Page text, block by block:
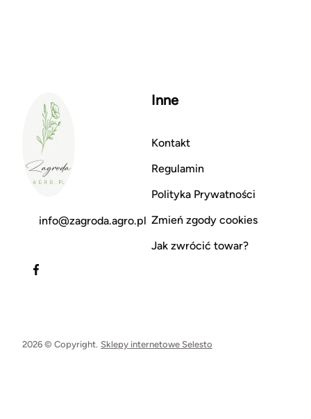
info@zagroda.agro.pl
Inne
Kontakt
Regulamin
Polityka Prywatności
Zmień zgody cookies
Jak zwrócić towar?
2026 © Copyright. Sklepy internetowe Selesto